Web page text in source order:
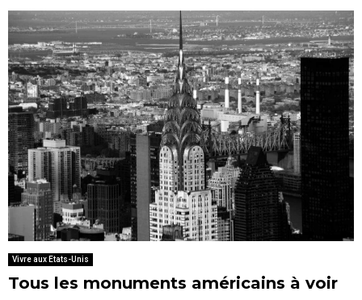
Vivre aux Etats-Unis
Tous les monuments américains à voir